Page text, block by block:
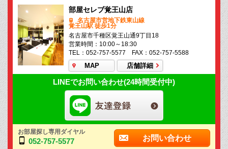
部屋セレブ覚王山店
名古屋市営地下鉄東山線
覚王山駅 徒歩1分
名古屋市千種区覚王山通9丁目18
営業時間：10:00～18:30
TEL：052-757-5577 FAX：052-757-5588
MAP 店舗詳細
LINEでお問い合わせ(24時間受付中)
お部屋探し専用ダイヤル
052-757-5577 お問い合わせ